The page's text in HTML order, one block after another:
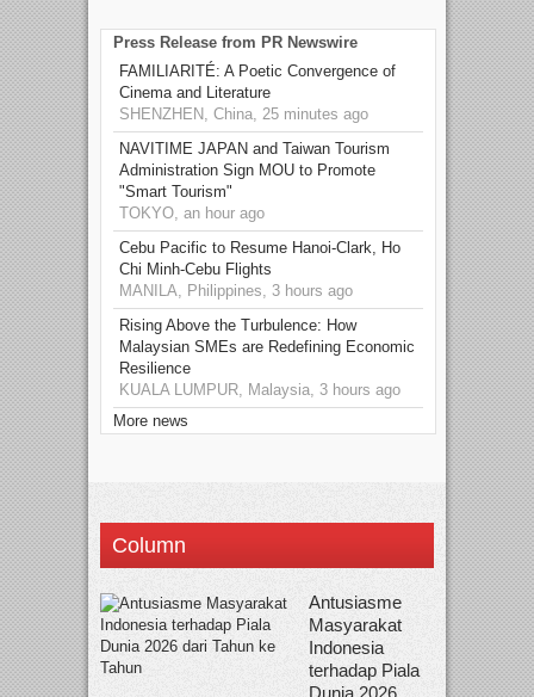
Press Release from PR Newswire
FAMILIARITÉ: A Poetic Convergence of
Cinema and Literature
SHENZHEN, China, 25 minutes ago
NAVITIME JAPAN and Taiwan Tourism
Administration Sign MOU to Promote
"Smart Tourism"
TOKYO, an hour ago
Cebu Pacific to Resume Hanoi-Clark, Ho
Chi Minh-Cebu Flights
MANILA, Philippines, 3 hours ago
Rising Above the Turbulence: How
Malaysian SMEs are Redefining Economic
Resilience
KUALA LUMPUR, Malaysia, 3 hours ago
More news
Column
Antusiasme
Masyarakat
Indonesia
terhadap Piala
Dunia 2026...